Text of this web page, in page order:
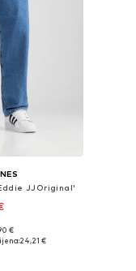
JJOriginal'
veličina
€
24,21 €